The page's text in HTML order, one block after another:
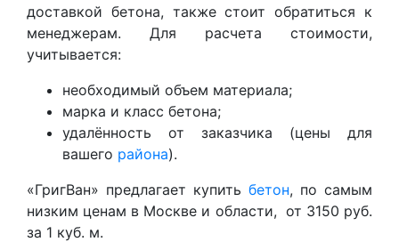
доставкой бетона, также стоит обратиться к
менеджерам. Для расчета стоимости,
учитывается:
необходимый объем материала;
марка и класс бетона;
удалённость от заказчика (цены для
вашего района).
«ГригВан» предлагает купить бетон, по самым
низким ценам в Москве и области, от 3150 руб.
за 1 куб. м.